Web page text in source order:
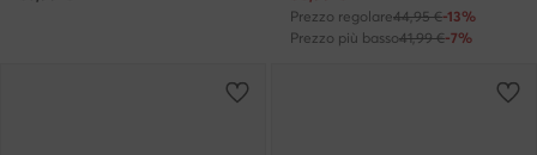
Prezzo regolare44,95 €-13%
Prezzo più basso41,99 €-7%